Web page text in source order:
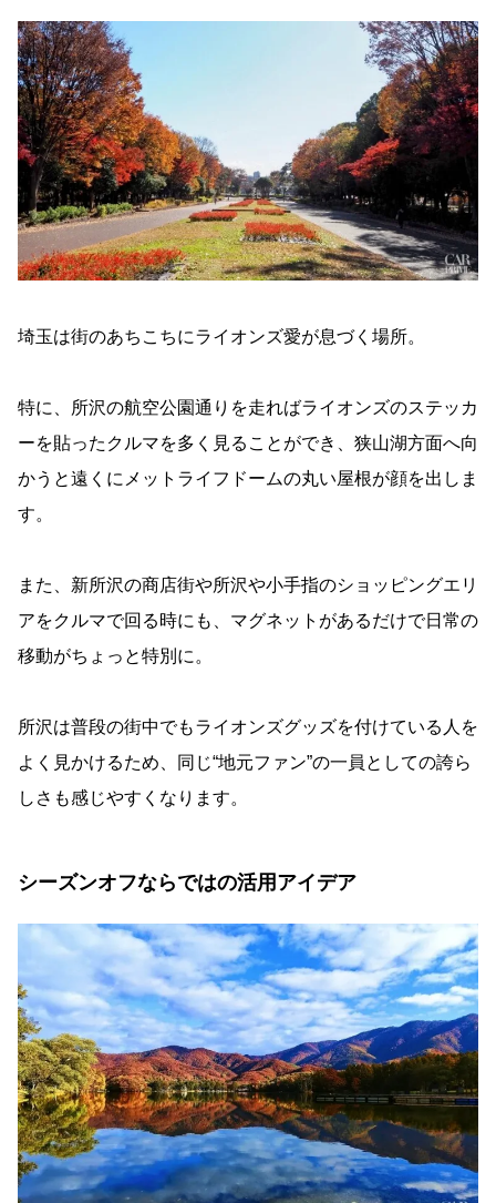
埼玉は街のあちこちにライオンズ愛が息づく場所。
特に、所沢の航空公園通りを走ればライオンズのステッカ
ーを貼ったクルマを多く見ることができ、狭山湖方面へ向
かうと遠くにメットライフドームの丸い屋根が顔を出しま
す。
また、新所沢の商店街や所沢や小手指のショッピングエリ
アをクルマで回る時にも、マグネットがあるだけで日常の
移動がちょっと特別に。
所沢は普段の街中でもライオンズグッズを付けている人を
よく見かけるため、同じ“地元ファン”の一員としての誇ら
しさも感じやすくなります。
シーズンオフならではの活用アイデア